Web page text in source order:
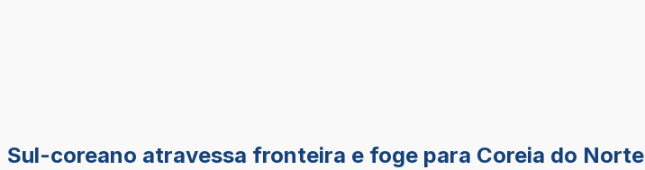
Sul-coreano atravessa fronteira e foge para Coreia do Norte